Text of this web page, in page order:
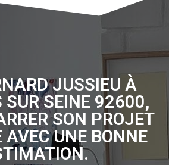
JUSSIEU À
SUR SEINE 92600,
SON PROJET
AVEC UNE BONNE